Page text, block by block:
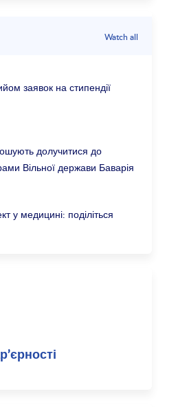
Watch all
заявок на стипендії
долучитися до
Вільної держави Баварія
у медицині: поділіться